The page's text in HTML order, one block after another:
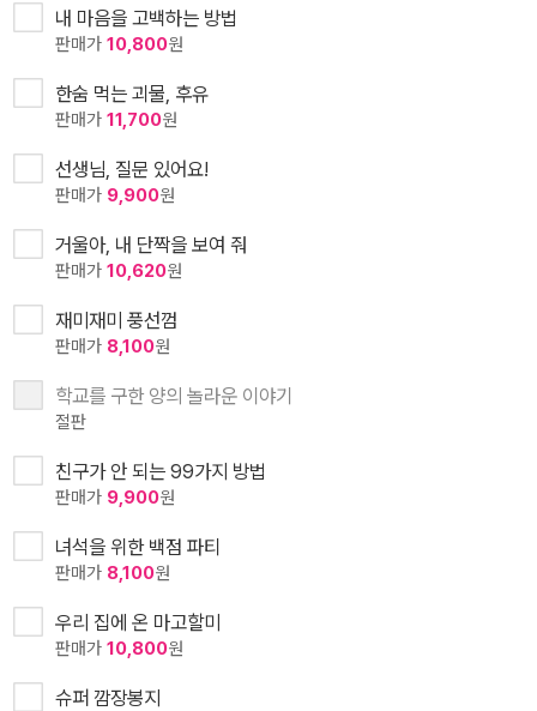
내 마음을 고백하는 방법
판매가 10,800원
한숨 먹는 괴물, 후유
판매가 11,700원
선생님, 질문 있어요!
판매가 9,900원
거울아, 내 단짝을 보여 줘
판매가 10,620원
재미재미 풍선껌
판매가 8,100원
학교를 구한 양의 놀라운 이야기
절판
친구가 안 되는 99가지 방법
판매가 9,900원
녀석을 위한 백점 파티
판매가 8,100원
우리 집에 온 마고할미
판매가 10,800원
슈퍼 깜장봉지